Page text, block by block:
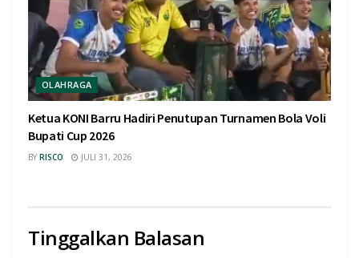
OLAHRAGA
Ketua KONI Barru Hadiri Penutupan Turnamen Bola Voli
Bupati Cup 2026
BY RISCO JULI 31, 2026
Tinggalkan Balasan